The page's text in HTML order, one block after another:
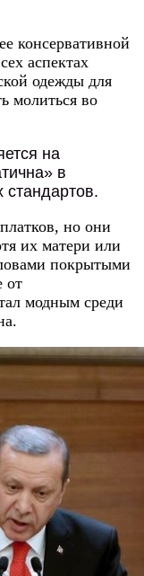
консервативной
аспектах
одежды для
молиться во
на
в
но они
их матери или
покрытыми
от
модным среди